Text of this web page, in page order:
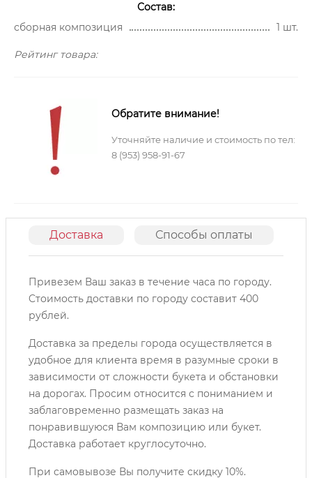
Состав:
сборная композиция
1 шт.
Рейтинг товара:
Обратите внимание!
Уточняйте наличие и стоимость по тел:
8 (953) 958-91-67
Доставка Способы оплаты
Привезем Ваш заказ в течение часа по городу.
Cтоимость доставки по городу составит 400
рублей.
Доставка за пределы города осуществляется в
удобное для клиента время в разумные сроки в
зависимости от сложности букета и обстановки
на дорогах. Просим относится с пониманием и
заблаговременно размещать заказ на
понравившуюся Вам композицию или букет.
Доставка работает круглосуточно.
При самовывозе Вы получите скидку 10%.